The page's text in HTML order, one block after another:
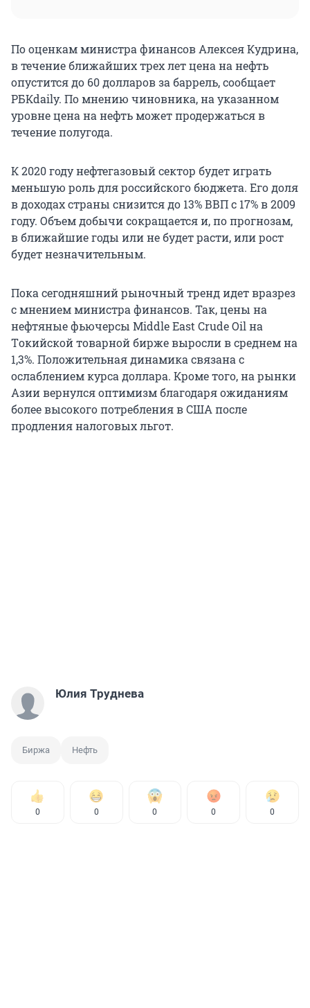
По оценкам министра финансов Алексея Кудрина,
в течение ближайших трех лет цена на нефть
опустится до 60 долларов за баррель, сообщает
РБКdaily. По мнению чиновника, на указанном
уровне цена на нефть может продержаться в
течение полугода.
К 2020 году нефтегазовый сектор будет играть
меньшую роль для российского бюджета. Его доля
в доходах страны снизится до 13% ВВП с 17% в 2009
году. Объем добычи сокращается и, по прогнозам,
в ближайшие годы или не будет расти, или рост
будет незначительным.
Пока сегодняшний рыночный тренд идет вразрез
с мнением министра финансов. Так, цены на
нефтяные фьючерсы Middle East Crude Oil на
Tокийской товарной бирже выросли в среднем на
1,3%. Положительная динамика связана с
ослаблением курса доллара. Кроме того, на рынки
Азии вернулся оптимизм благодаря ожиданиям
более высокого потребления в США после
продления налоговых льгот.
Юлия Труднева
Биржа Нефть
0 0 0 0 0